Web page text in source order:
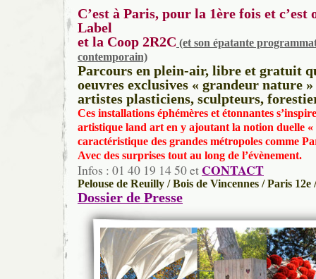
C’est à Paris, pour la 1ère fois et
Label
et la Coop 2R2C (et son épatante
contemporain)
Parcours en plein-air, libre et gratuit
oeuvres exclusives « grandeur nature
artistes plasticiens, sculpteurs,
Ces installations éphémères et étonnantes
artistique land art en y ajoutant la notion duelle
caractéristique des grandes métropoles comme
Avec des surprises tout au long de l’évènement.
Infos : 01 40 19 14 50 et CONTACT
Pelouse de Reuilly / Bois de Vincennes / Paris
Dossier de Presse